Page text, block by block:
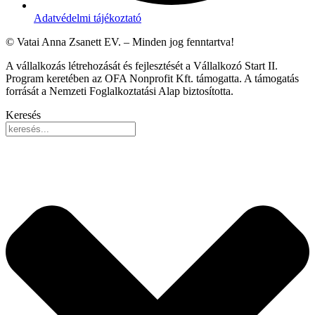
Adatvédelmi tájékoztató
© Vatai Anna Zsanett EV. – Minden jog fenntartva!
A vállalkozás létrehozását és fejlesztését a Vállalkozó Start II.
Program keretében az OFA Nonprofit Kft. támogatta. A támogatás
forrását a Nemzeti Foglalkoztatási Alap biztosította.
Keresés